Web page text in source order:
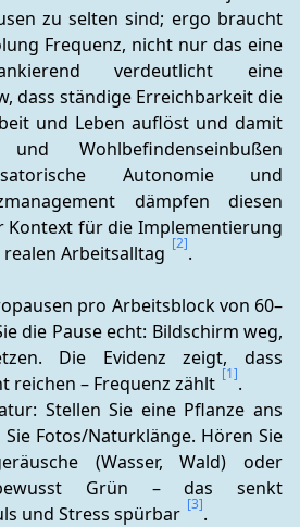
zu selten sind; ergo braucht
Frequenz, nicht nur das eine
verdeutlicht eine
dass ständige Erreichbarkeit die
und Leben auflöst und damit
Wohlbefindenseinbußen
Autonomie und
dämpfen diesen
Kontext für die Implementierung
Arbeitsalltag [2].
pro Arbeitsblock von 60–
die Pause echt: Bildschirm weg,
Die Evidenz zeigt, dass
reichen – Frequenz zählt [1].
Stellen Sie eine Pflanze ans
Fotos/Naturklänge. Hören Sie
(Wasser, Wald) oder
Grün – das senkt
und Stress spürbar [3].